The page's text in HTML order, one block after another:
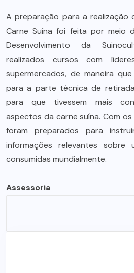
A preparação para a realização
Carne Suína foi feita por meio
Desenvolvimento da
realizados cursos com
supermercados, de maneira
para a parte técnica de
para que tivessem mais
aspectos da carne suína. Com
foram preparados para
informações relevantes sobre
consumidas mundialmente.
Assessoria